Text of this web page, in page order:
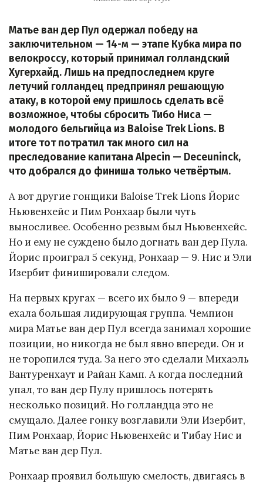
Матье ван дер Пул одержал победу на
заключительном — 14-м — этапе Кубка мира по
велокроссу, который принимал голландский
Хугерхайд. Лишь на предпоследнем круге
летучий голландец предпринял решающую
атаку, в которой ему пришлось сделать всё
возможное, чтобы сбросить Тибо Ниса —
молодого бельгийца из Baloise Trek Lions. В
итоге тот потратил так много сил на
преследование капитана Alpecin — Deceuninck,
что добрался до финиша только четвёртым.
А вот другие гонщики Baloise Trek Lions Йорис
Ньювенхейс и Пим Ронхаар были чуть
выносливее. Особенно резвым был Ньювенхейс.
Но и ему не суждено было догнать ван дер Пула.
Йорис проиграл 5 секунд, Ронхаар — 9. Нис и Эли
Изербит финишировали следом.
На первых кругах — всего их было 9 — впереди
ехала большая лидирующая группа. Чемпион
мира Матье ван дер Пул всегда занимал хорошие
позиции, но никогда не был явно впереди. Он и
не торопился туда. За него это сделали Михаэль
Вантуренхаут и Райан Камп. А когда последний
упал, то ван дер Пулу пришлось потерять
несколько позиций. Но голландца это не
смущало. Далее гонку возглавили Эли Изербит,
Пим Ронхаар, Йорис Ньювенхейс и Тибау Нис и
Матье ван дер Пул.
Ронхаар проявил большую смелость, двигаясь в